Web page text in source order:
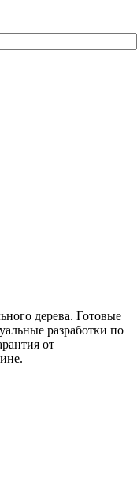
дерева. Готовые
разработки по
от